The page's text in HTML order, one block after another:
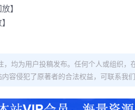
】
均为用户投稿发布。任何个人或组织
容侵犯了原著者的合法权益，可联系我们